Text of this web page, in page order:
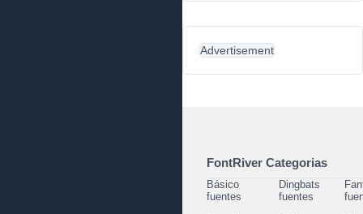
Advertisement
FontRiver Categorias
Básico
fuentes
Dingbats
fuentes